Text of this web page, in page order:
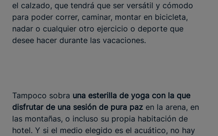
el calzado, que tendrá que ser versátil y cómodo
para poder correr, caminar, montar en bicicleta,
nadar o cualquier otro ejercicio o deporte que
desee hacer durante las vacaciones.
Tampoco sobra una esterilla de yoga con la que
disfrutar de una sesión de pura paz en la arena, en
las montañas, o incluso su propia habitación de
hotel. Y si el medio elegido es el acuático, no hay